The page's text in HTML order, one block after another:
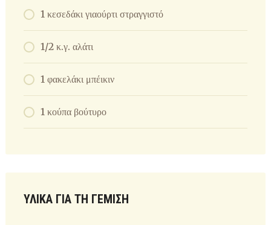
1 κεσεδάκι γιαούρτι στραγγιστό
1/2 κ.γ. αλάτι
1 φακελάκι μπέικιν
1 κούπα βούτυρο
ΥΛΙΚΆ ΓΙΑ ΤΗ ΓΈΜΙΣΗ